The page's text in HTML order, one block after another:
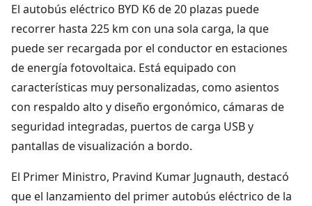
El autobús eléctrico BYD K6 de 20 plazas puede
recorrer hasta 225 km con una sola carga, la que
puede ser recargada por el conductor en estaciones
de energía fotovoltaica. Está equipado con
características muy personalizadas, como asientos
con respaldo alto y diseño ergonómico, cámaras de
seguridad integradas, puertos de carga USB y
pantallas de visualización a bordo.
El Primer Ministro, Pravind Kumar Jugnauth, destacó
que el lanzamiento del primer autobús eléctrico de la